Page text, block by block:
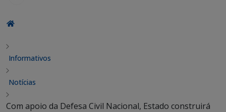
Informativos
Notícias
Com apoio da Defesa Civil Nacional, Estado construirá